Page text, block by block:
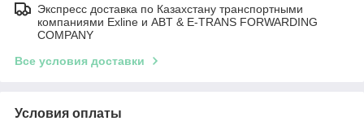
Экспресс доставка по Казахстану транспортными
компаниями Exline и ABT & E-TRANS FORWARDING
COMPANY
Все условия доставки
Условия оплаты